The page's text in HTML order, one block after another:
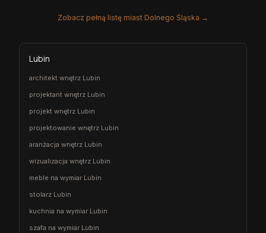
Zobacz pełną listę miast Dolnego Śląska →
Lubin
architekt wnętrz Lubin
projektant wnętrz Lubin
projekt wnętrz Lubin
projektowanie wnętrz Lubin
aranżacja wnętrz Lubin
wizualizacja wnętrz Lubin
meble na wymiar Lubin
stolarz Lubin
kuchnia na wymiar Lubin
szafa na wymiar Lubin